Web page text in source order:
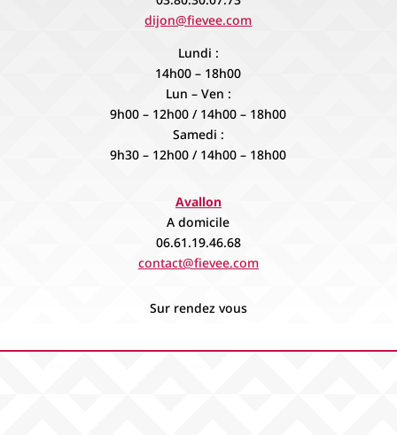
dijon@fievee.com
Lundi :
14h00 – 18h00
Lun – Ven :
9h00 – 12h00 / 14h00 – 18h00
Samedi :
9h30 – 12h00 / 14h00 – 18h00
Avallon
A domicile
06.61.19.46.68
contact@fievee.com
Sur rendez vous